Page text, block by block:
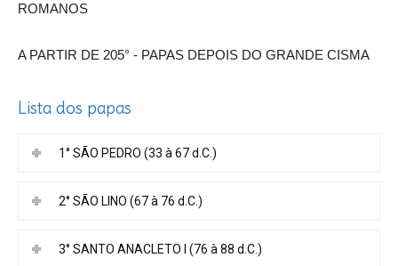
ROMANOS
A PARTIR DE 205° - PAPAS DEPOIS DO GRANDE CISMA
Lista dos papas
1° SÃO PEDRO (33 à 67 d.C.)
2° SÃO LINO (67 à 76 d.C.)
3° SANTO ANACLETO I (76 à 88 d.C.)